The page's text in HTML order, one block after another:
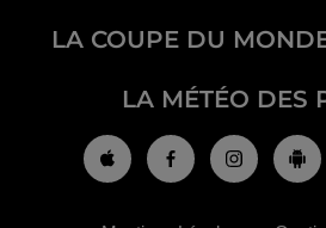
LA COUPE DU
LA MÉTÉO DES